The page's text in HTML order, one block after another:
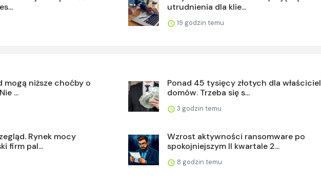
utrudnienia dla klie...
19 godzin temu
mogą niższe choćby o
...
Ponad 45 tysięcy złotych dla
domów. Trzeba się s...
3 godzin temu
Rynek mocy
firm pal...
Wzrost aktywności ransomware po
spokojniejszym II kwartale 2...
8 godzin temu